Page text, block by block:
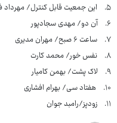
۵. این جمعیت قابل کنترل/ مهرداد فرید
۶. آن دو/ مهدی سجادپور
۷. ساعت ۶ صبح/ مهران مدیری
۸. نفس خور/ محمد کارت
۹. لاک پشت/ بهمن کامیار
۱۰. هفتاد سی/ بهرام افشاری
۱۱. زودپز/رامبد جوان